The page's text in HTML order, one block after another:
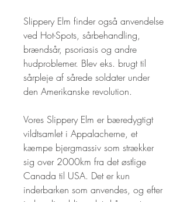
Slippery Elm finder også anvendelse
ved Hot-Spots, sårbehandling,
brændsår, psoriasis og andre
hudproblemer. Blev eks. brugt til
sårpleje af sårede soldater under
den Amerikanske revolution.
Vores Slippery Elm er bæredygtigt
vildtsamlet i Appalacherne, et
kæmpe bjergmassiv som strækker
sig over 2000km fra det østlige
Canada til USA. Det er kun
inderbarken som anvendes, og efter